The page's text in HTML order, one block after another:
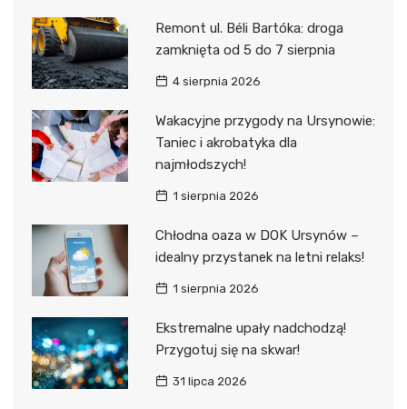
Remont ul. Béli Bartóka: droga
zamknięta od 5 do 7 sierpnia
4 sierpnia 2026
Wakacyjne przygody na Ursynowie:
Taniec i akrobatyka dla
najmłodszych!
1 sierpnia 2026
Chłodna oaza w DOK Ursynów –
idealny przystanek na letni relaks!
1 sierpnia 2026
Ekstremalne upały nadchodzą!
Przygotuj się na skwar!
31 lipca 2026